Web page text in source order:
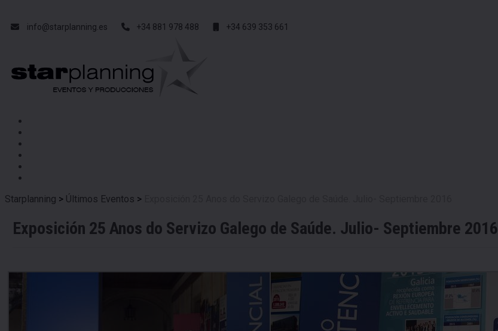
info@starplanning.es +34 881 978 488 +34 639 353 661
Starplanning > Últimos Eventos >
Exposición 25 Anos do Servizo Galego de Saúde. Julio- Septiembre 2016